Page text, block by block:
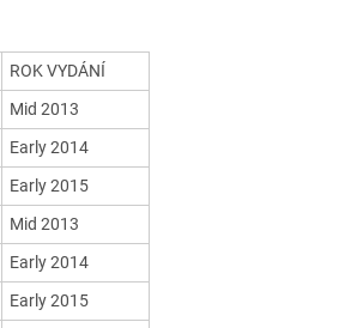
ROK VYDÁNÍ
Mid 2013
Early 2014
Early 2015
Mid 2013
Early 2014
Early 2015